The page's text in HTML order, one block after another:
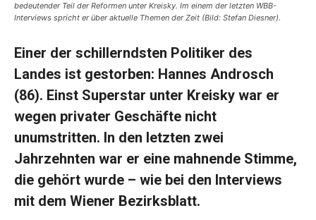
bedeutender Teil der Reformen unter Kreisky. Im einem der letzten WBB-
Interviews spricht er über aktuelle Themen der Zeit (Bild: Stefan Diesner).
Einer der schillerndsten Politiker des
Landes ist gestorben: Hannes Androsch
(86). Einst Superstar unter Kreisky war er
wegen privater Geschäfte nicht
unumstritten. In den letzten zwei
Jahrzehnten war er eine mahnende Stimme,
die gehört wurde – wie bei den Interviews
mit dem Wiener Bezirksblatt.